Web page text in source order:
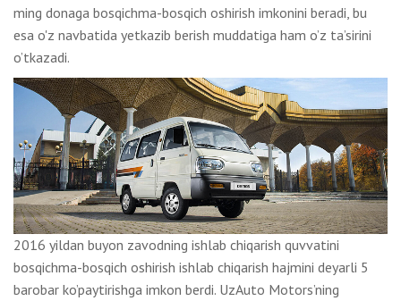
ming donaga bosqichma-bosqich oshirish imkonini beradi, bu
esa o'z navbatida yetkazib berish muddatiga ham o’z ta’sirini
o’tkazadi.
2016 yildan buyon zavodning ishlab chiqarish quvvatini
bosqichma-bosqich oshirish ishlab chiqarish hajmini deyarli 5
barobar ko’paytirishga imkon berdi. UzAuto Motors’ning